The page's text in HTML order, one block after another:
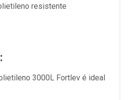
resistente
3000L Fortlev é ideal